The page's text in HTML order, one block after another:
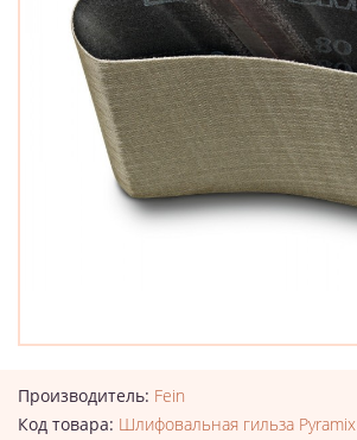
Производитель: Fein
Код товара: Шлифовальная гильза Pyramix